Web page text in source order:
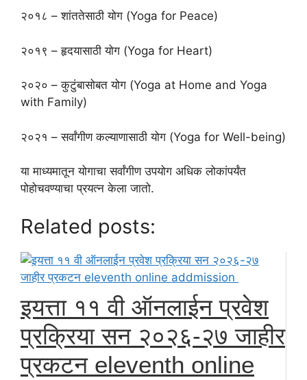
२०१८ – शांततेसाठी योग (Yoga for Peace)
२०१९ – हृदयासाठी योग (Yoga for Heart)
२०२० – कुटुंबासोबत योग (Yoga at Home and Yoga
with Family)
२०२१ – सर्वांगीण कल्याणासाठी योग (Yoga for Well-being)
या माध्यमातून योगाचा सर्वांगीण उपयोग अधिक लोकांपर्यंत
पोहोचवण्याचा प्रयत्न केला जातो.
Related posts:
इयत्ता ११ वी ऑनलाईन प्रवेश
प्रक्रिया सन २०२६-२७ जाहीर
प्रकटन eleventh online